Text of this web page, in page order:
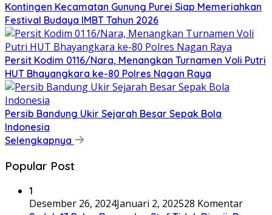
Kontingen Kecamatan Gunung Purei Siap Memeriahkan
Festival Budaya IMBT Tahun 2026
Persit Kodim 0116/Nara, Menangkan Turnamen Voli Putri
HUT Bhayangkara ke-80 Polres Nagan Raya
Persib Bandung Ukir Sejarah Besar Sepak Bola
Indonesia
Selengkapnya
Popular Post
1
Desember 26, 2024Januari 2, 202528 Komentar